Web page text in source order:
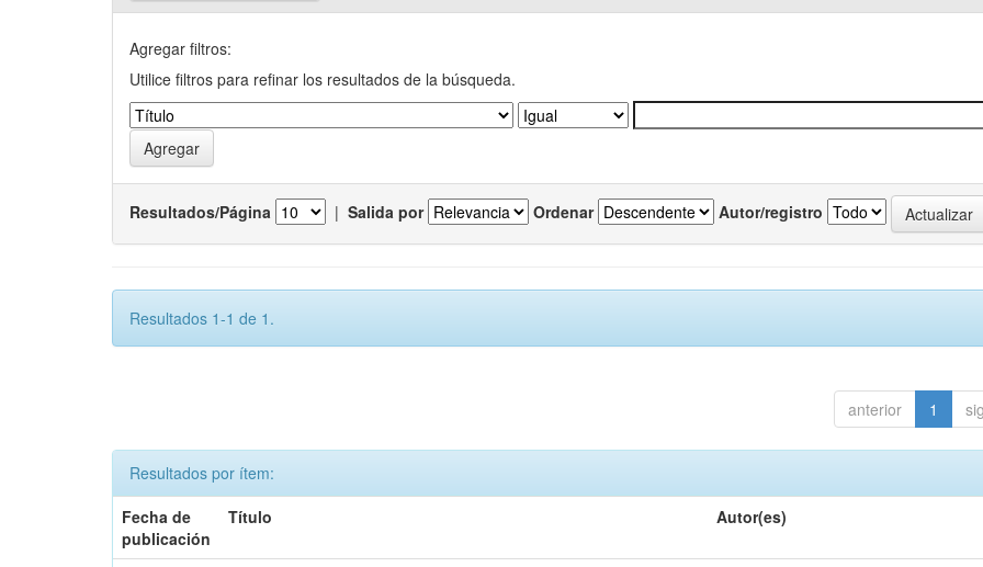
Agregar filtros:
Utilice filtros para refinar los resultados de la búsqueda.
Resultados/Página | Salida por Ordenar Autor/registro
Resultados 1-1 de 1.
anterior 1
Resultados por ítem:
Fecha de
publicación
Título Autor(es)